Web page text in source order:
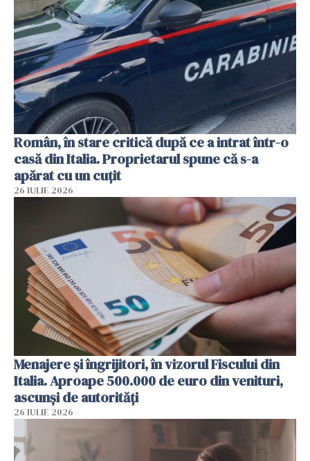
Român, în stare critică după ce a intrat într-o
casă din Italia. Proprietarul spune că s-a
apărat cu un cuțit
26 IULIE 2026
Menajere și îngrijitori, în vizorul Fiscului din
Italia. Aproape 500.000 de euro din venituri,
ascunși de autorități
26 IULIE 2026